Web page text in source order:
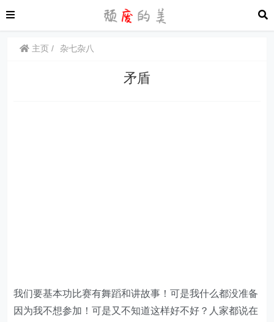
主页 杂七杂八
矛盾
我们要基本功比赛有舞蹈和讲故事！可是我什么都没准备
因为我不想参加！可是又不知道这样好不好？人家都说在